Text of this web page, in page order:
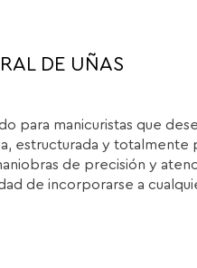
DE UÑAS
para manicuristas que
estructurada y totalmente
de precisión y
de incorporarse a